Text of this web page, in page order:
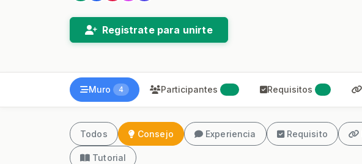
Registrate para unirte
Muro 4 Participantes Requisitos
Todos Consejo Experiencia Requisito
Tutorial